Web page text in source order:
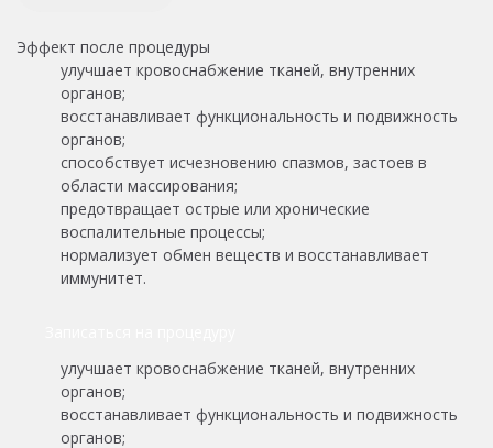
Эффект после процедуры
улучшает кровоснабжение тканей, внутренних
органов;
восстанавливает функциональность и подвижность
органов;
способствует исчезновению спазмов, застоев в
области массирования;
предотвращает острые или хронические
воспалительные процессы;
нормализует обмен веществ и восстанавливает
иммунитет.
улучшает кровоснабжение тканей, внутренних
органов;
восстанавливает функциональность и подвижность
органов;